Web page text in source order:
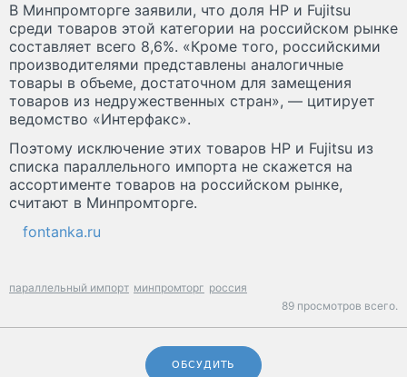
В Минпромторге заявили, что доля HP и Fujitsu
среди товаров этой категории на российском рынке
составляет всего 8,6%. «Кроме того, российскими
производителями представлены аналогичные
товары в объеме, достаточном для замещения
товаров из недружественных стран», — цитирует
ведомство «Интерфакс».
Поэтому исключение этих товаров HP и Fujitsu из
списка параллельного импорта не скажется на
ассортименте товаров на российском рынке,
считают в Минпромторге.
fontanka.ru
параллельный импорт минпромторг россия
89 просмотров всего.
ОБСУДИТЬ